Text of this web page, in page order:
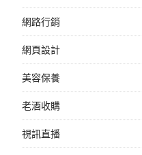
網路行銷
網頁設計
美容保養
老酒收購
視訊直播